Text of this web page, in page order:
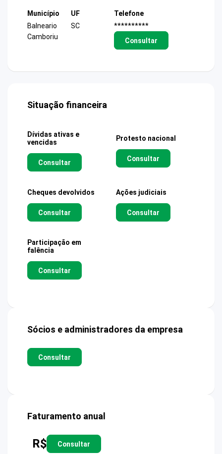
Município
Balneario
Camboriu
UF
SC
Telefone
**********
Consultar
Situação financeira
Dívidas ativas e
vencidas
Consultar
Protesto nacional
Consultar
Cheques devolvidos
Consultar
Ações judiciais
Consultar
Participação em
falência
Consultar
Sócios e administradores da empresa
Consultar
Faturamento anual
R$ Consultar